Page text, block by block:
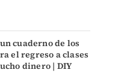
cuaderno de los
el regreso a clases
dinero | DIY